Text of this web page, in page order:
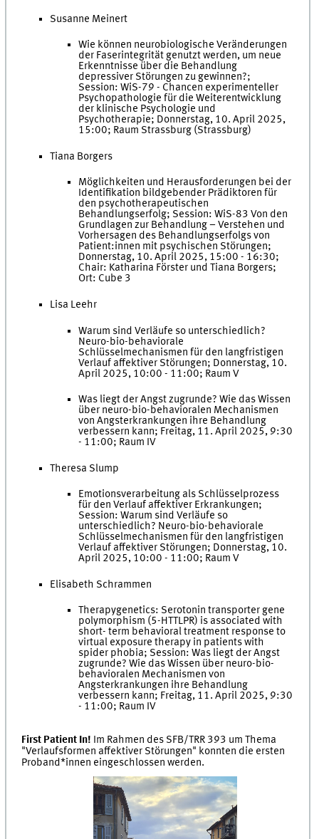
Susanne Meinert
Wie können neurobiologische Veränderungen
der Faserintegrität genutzt werden, um neue
Erkenntnisse über die Behandlung
depressiver Störungen zu gewinnen?;
Session: WiS-79 - Chancen experimenteller
Psychopathologie für die Weiterentwicklung
der klinische Psychologie und
Psychotherapie; Donnerstag, 10. April 2025,
15:00; Raum Strassburg (Strassburg)
Tiana Borgers
Möglichkeiten und Herausforderungen bei der
Identifikation bildgebender Prädiktoren für
den psychotherapeutischen
Behandlungserfolg; Session: WiS-83 Von den
Grundlagen zur Behandlung – Verstehen und
Vorhersagen des Behandlungserfolgs von
Patient:innen mit psychischen Störungen;
Donnerstag, 10. April 2025, 15:00 - 16:30;
Chair: Katharina Förster und Tiana Borgers;
Ort: Cube 3
Lisa Leehr
Warum sind Verläufe so unterschiedlich?
Neuro-bio-behaviorale
Schlüsselmechanismen für den langfristigen
Verlauf affektiver Störungen; Donnerstag, 10.
April 2025, 10:00 - 11:00; Raum V
Was liegt der Angst zugrunde? Wie das Wissen
über neuro-bio-behavioralen Mechanismen
von Angsterkrankungen ihre Behandlung
verbessern kann; Freitag, 11. April 2025, 9:30
- 11:00; Raum IV
Theresa Slump
Emotionsverarbeitung als Schlüsselprozess
für den Verlauf affektiver Erkrankungen;
Session: Warum sind Verläufe so
unterschiedlich? Neuro-bio-behaviorale
Schlüsselmechanismen für den langfristigen
Verlauf affektiver Störungen; Donnerstag, 10.
April 2025, 10:00 - 11:00; Raum V
Elisabeth Schrammen
Therapygenetics: Serotonin transporter gene
polymorphism (5-HTTLPR) is associated with
short- term behavioral treatment response to
virtual exposure therapy in patients with
spider phobia; Session: Was liegt der Angst
zugrunde? Wie das Wissen über neuro-bio-
behavioralen Mechanismen von
Angsterkrankungen ihre Behandlung
verbessern kann; Freitag, 11. April 2025, 9:30
- 11:00; Raum IV
First Patient In! Im Rahmen des SFB/TRR 393 um Thema
"Verlaufsformen affektiver Störungen" konnten die ersten
Proband*innen eingeschlossen werden.